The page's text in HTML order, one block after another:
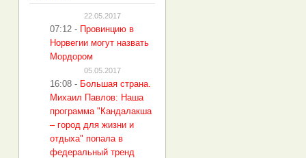
22.05.2017
07:12 - Провинцию в
Норвегии могут назвать
Мордором
05.05.2017
16:08 - Большая страна.
Михаил Павлов: Наша
программа "Кандалакша
– город для жизни и
отдыха" попала в
федеральный тренд